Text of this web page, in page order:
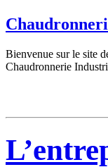
Bienvenue sur le site
Chaudronnerie